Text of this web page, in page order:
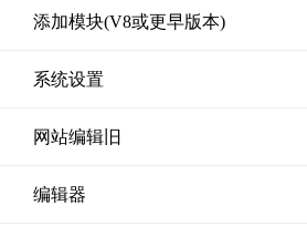
添加模块(V8或更早版本)
系统设置
网站编辑旧
编辑器